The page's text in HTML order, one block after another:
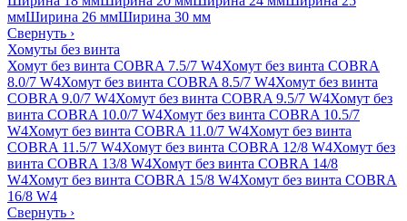
ммШирина 26 ммШирина 30 мм
Свернуть ›
Хомуты без винта
Хомут без винта COBRA 7.5/7 W4Хомут без винта COBRA
8.0/7 W4Хомут без винта COBRA 8.5/7 W4Хомут без винта
COBRA 9.0/7 W4Хомут без винта COBRA 9.5/7 W4Хомут без
винта COBRA 10.0/7 W4Хомут без винта COBRA 10.5/7
W4Хомут без винта COBRA 11.0/7 W4Хомут без винта
COBRA 11.5/7 W4Хомут без винта COBRA 12/8 W4Хомут без
винта COBRA 13/8 W4Хомут без винта COBRA 14/8
W4Хомут без винта COBRA 15/8 W4Хомут без винта COBRA
16/8 W4
Свернуть ›